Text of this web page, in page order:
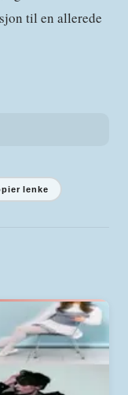
til en allerede
lenke